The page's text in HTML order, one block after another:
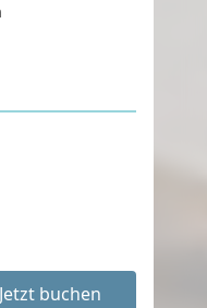
Jetzt buchen